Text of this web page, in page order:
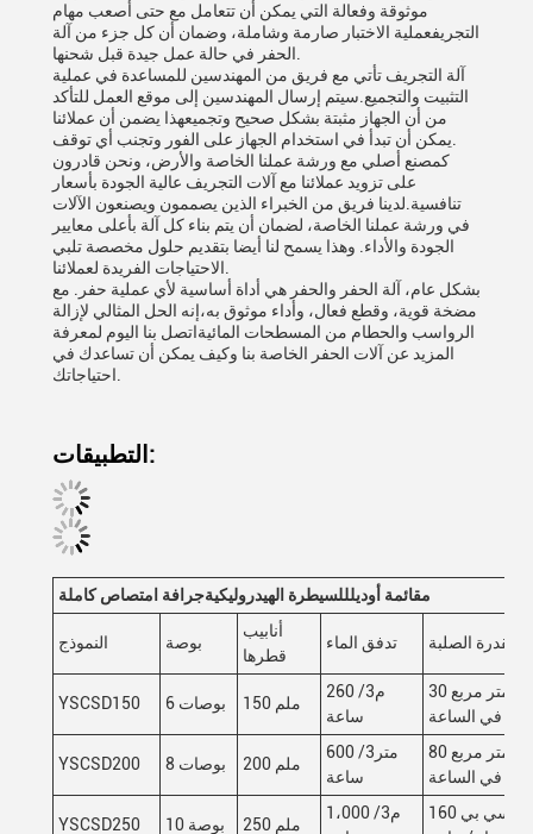
موثوقة وفعالة التي يمكن أن تتعامل مع حتى أصعب مهام
التجريفعملية الاختبار صارمة وشاملة، وضمان أن كل جزء من آلة
آلة التجريف تأتي مع فريق من المهندسين للمساعدة في عملية
التثبيت والتجميع.سيتم إرسال المهندسين إلى موقع العمل للتأكد
من أن الجهاز مثبتة بشكل صحيح وتجميعهذا يضمن أن عملائنا
كمصنع أصلي مع ورشة عملنا الخاصة والأرض، ونحن قادرون
على تزويد عملائنا مع آلات التجريف عالية الجودة بأسعار
تنافسية.لدينا فريق من الخبراء الذين يصممون ويصنعون الآلات
في ورشة عملنا الخاصة، لضمان أن يتم بناء كل آلة بأعلى معايير
الجودة والأداء. وهذا يسمح لنا أيضا بتقديم حلول مخصصة تلبي
بشكل عام، آلة الحفر والحفر هي أداة أساسية لأي عملية حفر. مع
مضخة قوية، وقطع فعال، وأداء موثوق به،إنه الحل المثالي لإزالة
الرواسب والحطام من المسطحات المائيةاتصل بنا اليوم لمعرفة
المزيد عن آلات الحفر الخاصة بنا وكيف يمكن أن تساعدك في
التطبيقات:
مقائمة أوديلللسيطرة الهيدروليكيةجرافة امتصاص كاملة
النموذج بوصة
أنابيب
قطرها
تدفق الماء القدرة الصلبة
YSCSD150 6 بوصات 150 ملم
260 م3/
ساعة
30 متر مربع
في الساعة
YSCSD200 8 بوصات 200 ملم
600 متر3/
ساعة
80 متر مربع
في الساعة
YSCSD250 10 بوصة 250 ملم
1،000 م3/
160 سي بي